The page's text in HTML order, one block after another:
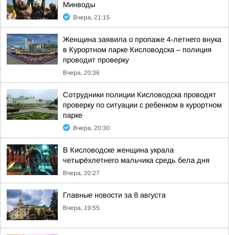
Минводы
Вчера, 21:15
Женщина заявила о пропаже 4-летнего внука
в Курортном парке Кисловодска – полиция
проводит проверку
Вчера, 20:36
Сотрудники полиции Кисловодска проводят
проверку по ситуации с ребенком в курортном
парке
Вчера, 20:30
В Кисловодске женщина украла
четырёхлетнего мальчика средь бела дня
Вчера, 20:27
Главные новости за 8 августа
Вчера, 19:55